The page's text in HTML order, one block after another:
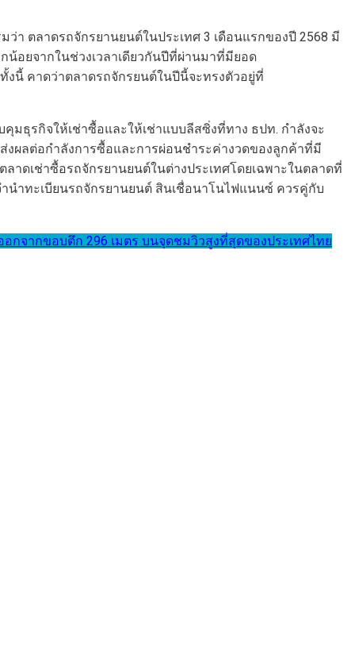
ว่า ตลาดรถจักรยานยนต์ในประเทศ 3 เดือนแรกของปี 2568 มี
น้อยจากในช่วงเวลาเดียวกันปีที่ผ่านมาที่มียอด
ทั้งนี้ คาดว่าตลาดรถจักรยนต์ในปีนี้จะทรงตัวอยู่ที่
มธุรกิจให้เช่าซื้อและให้เช่าแบบลีสซิ่งที่ทาง ธปท. กำลังจะ
งผลต่อกำลังการซื้อและการผ่อนชำระค่างวดของลูกค้าที่มี
ดเช่าซื้อรถจักรยานยนต์ในต่างประเทศโดยเฉพาะในตลาดที่
นำทะเบียนรถจักรยานยนต์ สินเชื่อนาโนไฟแนนซ์ ควรคู่กับ
กจากขอบตึก 296 เมตร บนจุดชมวิวสูงที่สุดของประเทศไทย